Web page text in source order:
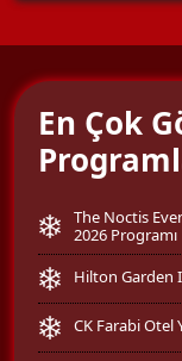
En Çok
The Noctis
2026 Programı
Hilton Garden
CK Farabi Otel